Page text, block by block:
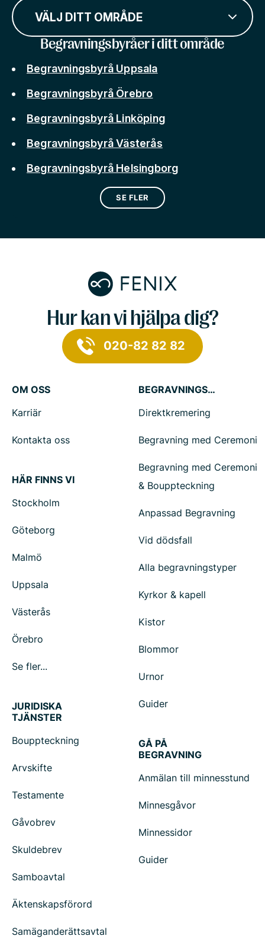
VÄLJ DITT OMRÅDE
Begravningsbyråer i ditt område
Begravningsbyrå Uppsala
Begravningsbyrå Örebro
Begravningsbyrå Linköping
Begravningsbyrå Västerås
Begravningsbyrå Helsingborg
SE FLER
Hur kan vi hjälpa dig?
020-82 82 82
OM OSS
Karriär
Kontakta oss
HÄR FINNS VI
Stockholm
Göteborg
Malmö
Uppsala
Västerås
Örebro
Se fler...
BEGRAVNINGSTJÄNSTER
Direktkremering
Begravning med Ceremoni
Begravning med Ceremoni
& Bouppteckning
Anpassad Begravning
Vid dödsfall
Alla begravningstyper
Kyrkor & kapell
Kistor
Blommor
Urnor
Guider
JURIDISKA
TJÄNSTER
Bouppteckning
Arvskifte
Testamente
Gåvobrev
Skuldebrev
Samboavtal
Äktenskapsförord
Samäganderättsavtal
GÅ PÅ
BEGRAVNING
Anmälan till minnesstund
Minnesgåvor
Minnessidor
Guider